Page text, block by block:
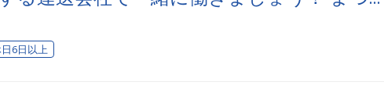
積極採用中！
6日以上